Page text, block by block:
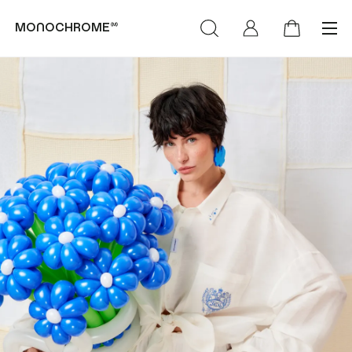
monochrome™
(Худи & Cвитшоты)
(Футболки &
Лонгсливы)
(Свитеры &
Кардиганы)
(Брюки & Джинсы)
(Пиджаки & Жилеты)
(Рубашки &
коллекции
(NEW)™
(LIFE)™
MONOCHROME™ х
Объединение «Гжель»
(SUMMER)™
(DENIM)™